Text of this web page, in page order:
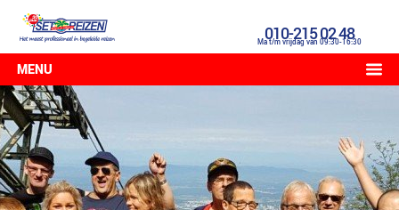
010-215 02 48
Ma t/m vrijdag van 09:30-16:30
MENU